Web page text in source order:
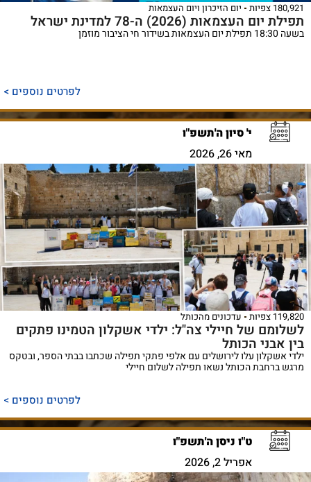
180,921 צפיות יום הזיכרון ויום העצמאות
תפילת יום העצמאות (2026) ה-78 למדינת ישראל
בשעה 18:30 תפילת יום העצמאות בשידור חי הציבור מוזמן
לפרטים נוספים >
י' סיון ה'תשפ"ו
מאי 26, 2026
119,820 צפיות עדכונים מהכותל
לשלומם של חיילי צה"ל: ילדי אשקלון הטמינו פתקים
בין אבני הכותל
ילדי אשקלון עלו לירושלים עם אלפי פתקי תפילה שכתבו בבתי הספר, ובטקס
מרגש ברחבת הכותל נשאו תפילה לשלום חיילי
לפרטים נוספים >
ט"ו ניסן ה'תשפ"ו
אפריל 2, 2026